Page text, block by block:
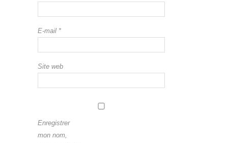
E-mail *
Site web
Enregistrer
mon nom,